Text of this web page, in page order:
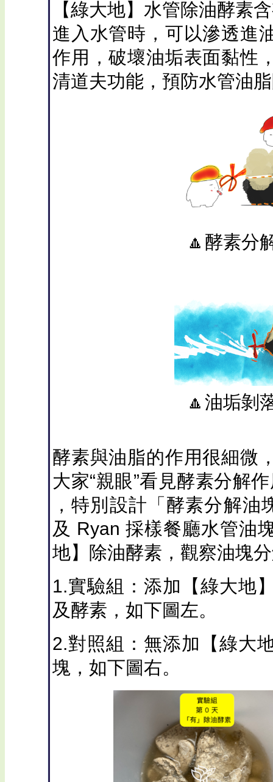
【綠大地】水管除油酵素
進入水管時，可以滲透進
作用，破壞油垢表面黏性
清道夫功能，預防水管油
🔼酵素分
🔼油垢剝
酵素與油脂的作用很細微
大家“親眼”看見酵素分解
，特別設計「酵素分解
及 Ryan 採樣餐廳水管油
地】除油酵素，觀察油塊
1.實驗組：添加【綠大地
及酵素，如下圖左。
2.對照組：無添加【綠大
塊，如下圖右。